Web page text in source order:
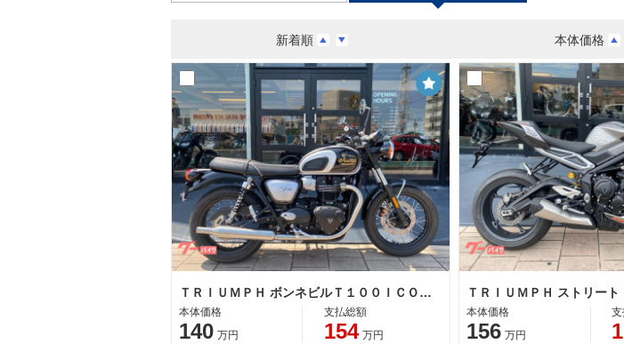
新着順 本体価格
ＴＲＩＵＭＰＨ ボンネビルＴ１００ＩＣＯＮ ＥＤＩＴＩＯＮ
本体価格
140 万円
支払総額
154 万円
本体価格
156 万円